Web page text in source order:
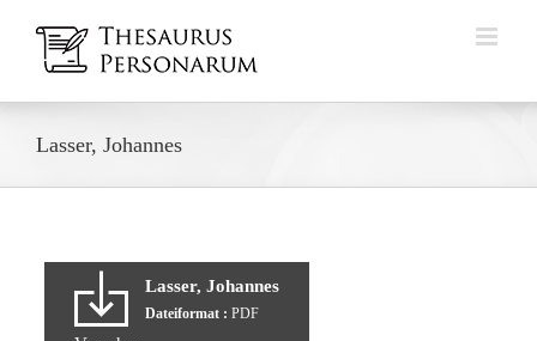
Inhalt
springen
Lasser, Johannes
Lasser, Johannes
Dateiformat : PDF